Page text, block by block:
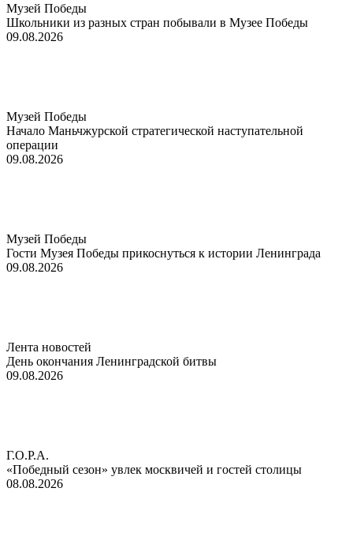
Музей Победы
Школьники из разных стран побывали в Музее Победы
09.08.2026
Музей Победы
Начало Маньчжурской стратегической наступательной
операции
09.08.2026
Музей Победы
Гости Музея Победы прикоснуться к истории Ленинграда
09.08.2026
Лента новостей
День окончания Ленинградской битвы
09.08.2026
Г.О.Р.А.
«Победный сезон» увлек москвичей и гостей столицы
08.08.2026